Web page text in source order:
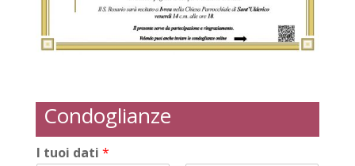
Condoglianze
I tuoi dati *